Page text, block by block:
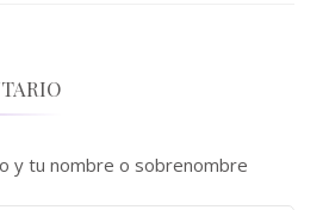
y tu nombre o sobrenombre